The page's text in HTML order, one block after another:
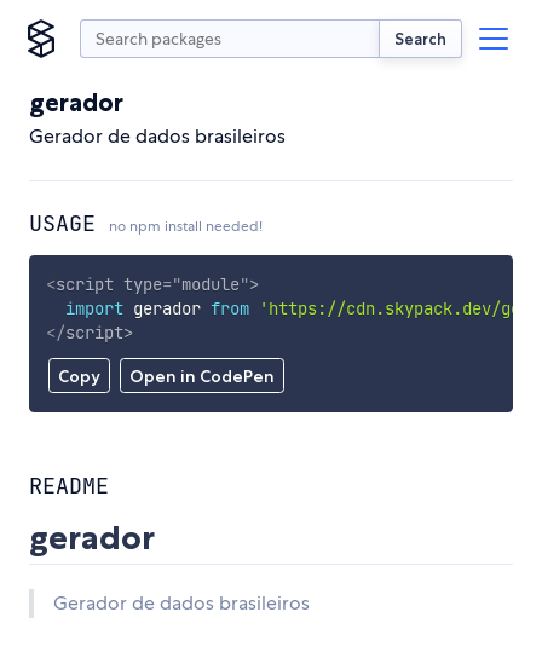
Search
gerador
Gerador de dados brasileiros
USAGE no npm install needed!
Copy Open in CodePen
<script type="module">
import gerador from
'https://cdn.skypack.dev/
</script>
README
gerador
Gerador de dados brasileiros